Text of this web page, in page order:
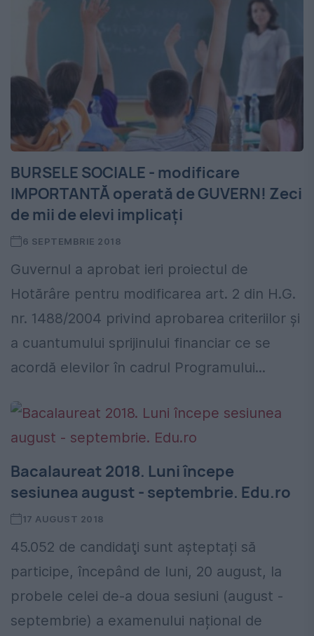
BURSELE SOCIALE - modificare
IMPORTANTĂ operată de GUVERN! Zeci
de mii de elevi implicați
6 SEPTEMBRIE 2018
Guvernul a aprobat ieri proiectul de
Hotărâre pentru modificarea art. 2 din H.G.
nr. 1488/2004 privind aprobarea criteriilor și
a cuantumului sprijinului financiar ce se
acordă elevilor în cadrul Programului...
Bacalaureat 2018. Luni începe
sesiunea august - septembrie. Edu.ro
17 AUGUST 2018
45.052 de candidaţi sunt așteptați să
participe, începând de luni, 20 august, la
probele celei de-a doua sesiuni (august -
septembrie) a examenului național de